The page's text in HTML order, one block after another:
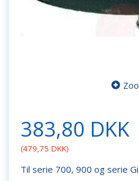
383,80 DKK
(479,75 DKK)
Til serie 700, 900 og serie